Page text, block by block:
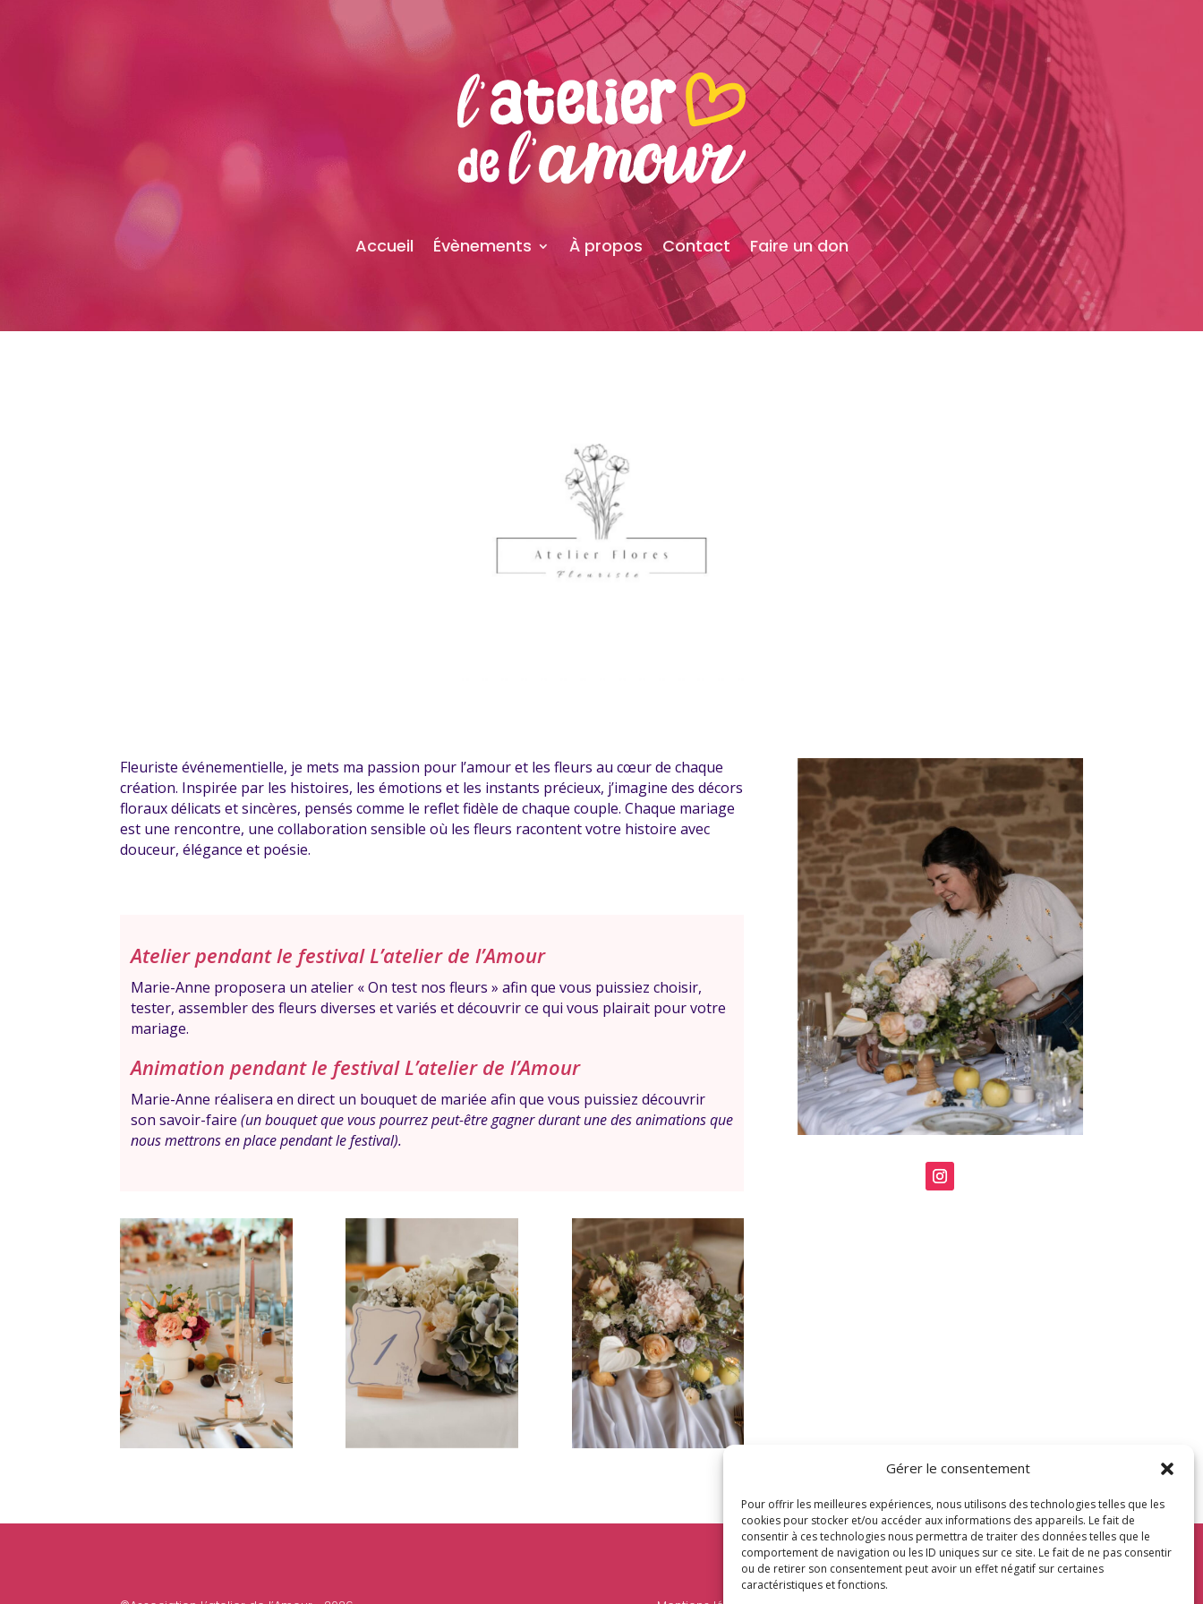
Gérer le consentement
Pour offrir les meilleures expériences, nous utilisons des technologies telles que les
cookies pour stocker et/ou accéder aux informations des appareils. Le fait de
consentir à ces technologies nous permettra de traiter des données telles que le
comportement de navigation ou les ID uniques sur ce site. Le fait de ne pas consentir
ou de retirer son consentement peut avoir un effet négatif sur certaines
caractéristiques et fonctions.
Accueil Évènements À propos Contact Faire un don
Fleuriste événementielle, je mets ma passion pour l’amour et les fleurs au cœur de chaque
création. Inspirée par les histoires, les émotions et les instants précieux, j’imagine des décors
floraux délicats et sincères, pensés comme le reflet fidèle de chaque couple. Chaque mariage
est une rencontre, une collaboration sensible où les fleurs racontent votre histoire avec
douceur, élégance et poésie.
Atelier pendant le festival L’atelier de l’Amour
Marie-Anne proposera un atelier « On test nos fleurs » afin que vous puissiez choisir,
tester, assembler des fleurs diverses et variés et découvrir ce qui vous plairait pour votre
mariage.
Animation pendant le festival L’atelier de l’Amour
Marie-Anne réalisera en direct un bouquet de mariée afin que vous puissiez découvrir
son savoir-faire(un bouquet que vous pourrez peut-être gagner durant une des animations que
nous mettrons en place pendant le festival).